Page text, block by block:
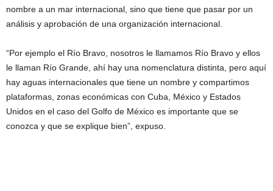
nombre a un mar internacional, sino que tiene que pasar por un
análisis y aprobación de una organización internacional.
“Por ejemplo el Río Bravo, nosotros le llamamos Río Bravo y ellos
le llaman Río Grande, ahí hay una nomenclatura distinta, pero aquí
hay aguas internacionales que tiene un nombre y compartimos
plataformas, zonas económicas con Cuba, México y Estados
Unidos en el caso del Golfo de México es importante que se
conozca y que se explique bien”, expuso.